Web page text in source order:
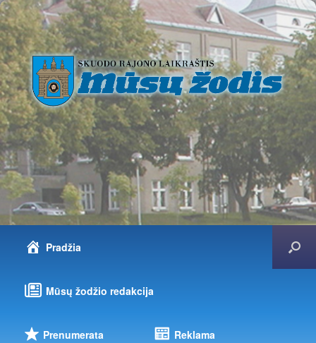
Pradžia
Mūsų žodžio redakcija
Prenumerata Reklama